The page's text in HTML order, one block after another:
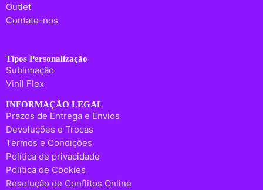
Outlet
Contate-nos
Tipos Personalização
Sublimação
Vinil Flex
INFORMAÇÃO LEGAL
Prazos de Entrega e Envios
Devoluções e Trocas
Termos e Condições
Política de privacidade
Política de Cookies
Resolução de Conflitos Online